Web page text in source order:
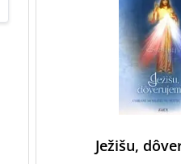
Ježišu,